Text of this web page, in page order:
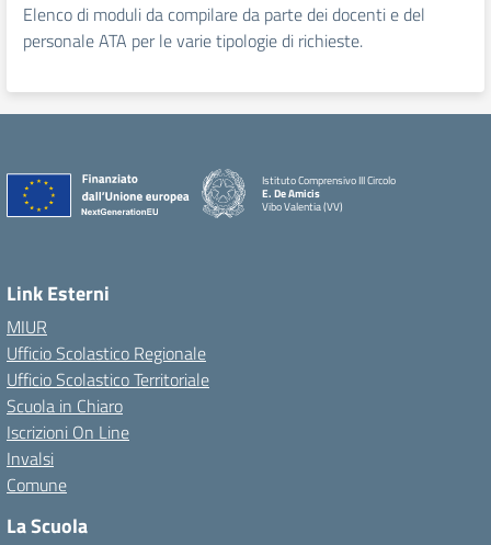
Elenco di moduli da compilare da parte dei docenti e del
personale ATA per le varie tipologie di richieste.
Istituto Comprensivo III Circolo
E. De Amicis
Vibo Valentia (VV)
Link Esterni
MIUR
Ufficio Scolastico Regionale
Ufficio Scolastico Territoriale
Scuola in Chiaro
Iscrizioni On Line
Invalsi
Comune
La Scuola